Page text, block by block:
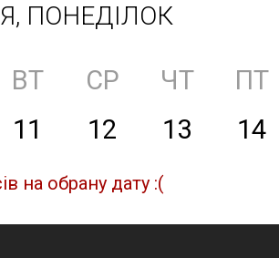
ПОНЕДІЛОК
ВТ СР ЧТ
ПТ
11 12 13 14
на обрану дату :(